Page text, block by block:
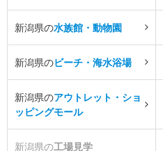
新潟県の水族館・動物園
新潟県のビーチ・海水浴場
新潟県のアウトレット・ショ
ッピングモール
新潟県の工場見学